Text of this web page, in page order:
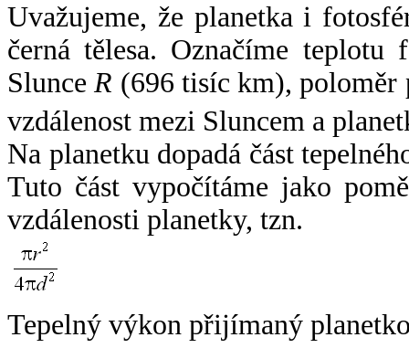
Uvažujeme, že planetka i
černá tělesa. Označíme
SlunceR (696 tisíc km),
vzdálenost mezi Sluncem a
Na planetku dopadá část
Tuto část vypočítáme jako
vzdálenosti planetky, tzn.
Tepelný výkon přijímaný